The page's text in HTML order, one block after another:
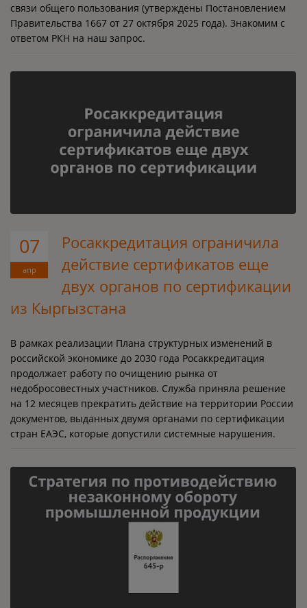
связи общего пользования (утверждены Постановлением
Правительства 1667 от 27 октября 2025 года). Знакомим с
ответом РКН на наш запрос.
07
апр
Росаккредитация ограничила
действие сертификатов еще
двух органов по сертификации
из Кыргызстана
В рамках реализации Плана структурных изменений в
российской экономике до 2030 года Росаккредитация
продолжает работу по очищению рынка от
недобросовестных участников. Служба приняла решение
на 12 месяцев прекратить действие на территории России
документов, выданных двумя органами по сертификации
стран ЕАЭС, которые допустили системные нарушения.